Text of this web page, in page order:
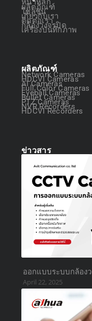
หน้าหลัก
ผลิตภัณฑ์
โซลูชัน
เกี่ยวกับเรา
ติดต่อเรา
กล้องวงจรปิด
เครื่องบันทึกภาพ
ผลิตภัณฑ์
Network Cameras
HDCVI Cameras
AI Cameras
Full Color Cameras
Eyeball Cameras
Bullet Cameras
PTZ Cameras
NVR Recorders
HDCVI Recorders
ข่าวสาร
ออกแบบระบบกล้อง
April 22, 2025